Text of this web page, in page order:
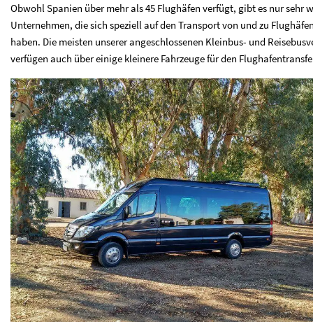
Obwohl Spanien über mehr als 45 Flughäfen verfügt, gibt es nur sehr
Unternehmen, die sich speziell auf den Transport von und zu
haben. Die meisten unserer angeschlossenen Kleinbus- und
verfügen auch über einige kleinere Fahrzeuge für den